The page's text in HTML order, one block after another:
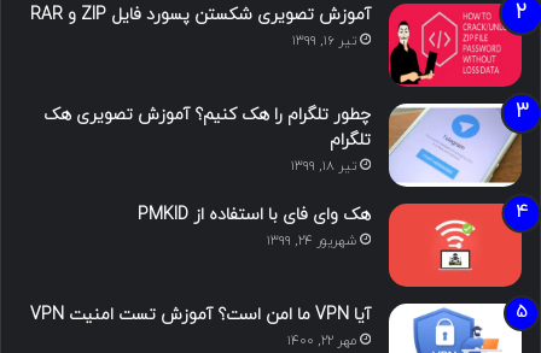
آموزش تصویری شکستن پسورد فایل ZIP و RAR
تیر ۱۶, ۱۳۹۹
چطور تلگرام را هک کنیم؟ آموزش تصویری هک
تلگرام
تیر ۱۸, ۱۳۹۹
هک وای فای با استفاده از PMKID
شهریور ۲۴, ۱۳۹۹
آیا VPN ما امن است؟ آموزش تست امنیت VPN
مهر ۲۲, ۱۴۰۰